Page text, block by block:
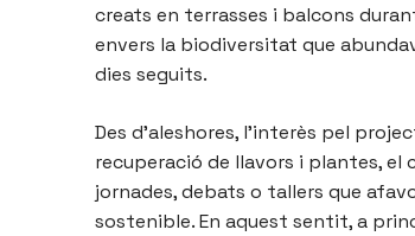
creats en terrasses i balcons
envers la biodiversitat que
dies seguits.
Des d’aleshores, l’interès pel
recuperació de llavors i plantes, el
jornades, debats o tallers que
sostenible. En aquest sentit, a